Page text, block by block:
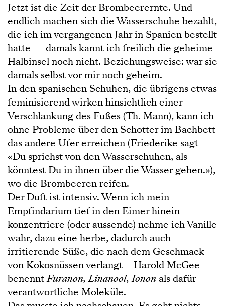
Jetzt ist die Zeit der Brombeerernte. Und
endlich machen sich die Wasserschuhe bezahlt,
die ich im vergangenen Jahr in Spanien bestellt
hatte — damals kannt ich freilich die geheime
Halbinsel noch nicht. Beziehungsweise: war sie
damals selbst vor mir noch geheim.
In den spanischen Schuhen, die übrigens etwas
feminisierend wirken hinsichtlich einer
Verschlankung des Fußes (Th. Mann), kann ich
ohne Probleme über den Schotter im Bachbett
das andere Ufer erreichen (Friederike sagt
«Du sprichst von den Wasserschuhen, als
könntest Du in ihnen über die Wasser gehen.»),
wo die Brombeeren reifen.
Der Duft ist intensiv. Wenn ich mein
Empfindarium tief in den Eimer hinein
konzentriere (oder aussende) nehme ich Vanille
wahr, dazu eine herbe, dadurch auch
irritierende Süße, die nach dem Geschmack
von Kokosnüssen verlangt – Harold McGee
benenntFuranon, Linanool, Iononals dafür
verantwortliche Moleküle.